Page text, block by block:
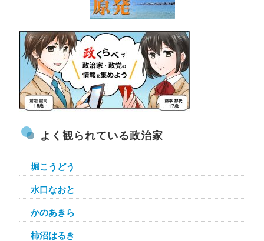
よく観られている政治家
堀こうどう
水口なおと
かのあきら
柿沼はるき